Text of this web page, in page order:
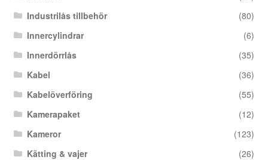
Industrilås tillbehör
(80)
Innercylindrar
(6)
Innerdörrlås
(35)
Kabel
(36)
Kabelöverföring
(55)
Kamerapaket
(12)
Kameror
(123)
Kätting & vajer
(26)